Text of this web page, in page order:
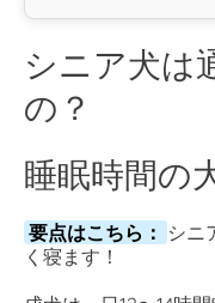
シニア犬は
の？
睡眠時間の
要点はこちら： シニ
く寝ます！